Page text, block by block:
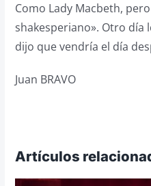
Como Lady Macbeth,
shakesperiano». Otro día
dijo que vendría el día
Juan BRAVO
Artículos